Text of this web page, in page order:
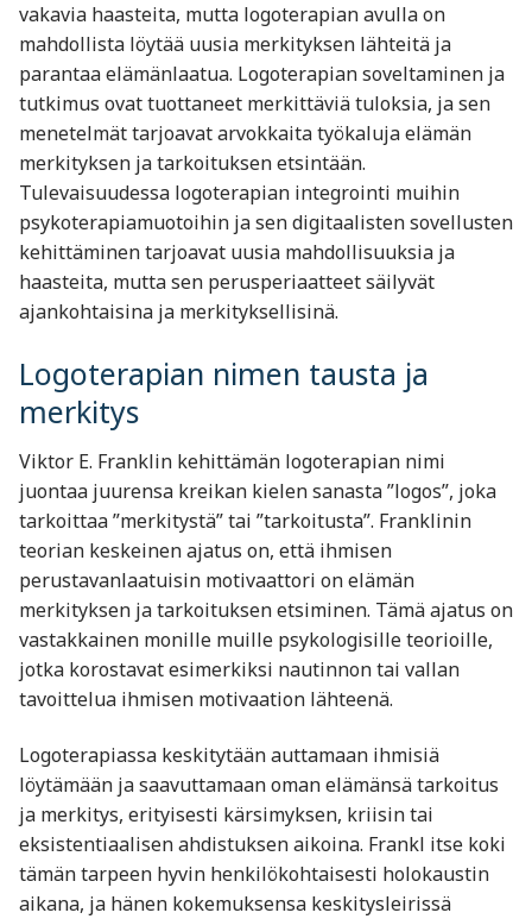
vakavia haasteita, mutta logoterapian avulla on
mahdollista löytää uusia merkityksen lähteitä ja
parantaa elämänlaatua. Logoterapian soveltaminen ja
tutkimus ovat tuottaneet merkittäviä tuloksia, ja sen
menetelmät tarjoavat arvokkaita työkaluja elämän
merkityksen ja tarkoituksen etsintään.
Tulevaisuudessa logoterapian integrointi muihin
psykoterapiamuotoihin ja sen digitaalisten sovellusten
kehittäminen tarjoavat uusia mahdollisuuksia ja
haasteita, mutta sen perusperiaatteet säilyvät
ajankohtaisina ja merkityksellisinä.
Logoterapian nimen tausta ja
merkitys
Viktor E. Franklin kehittämän logoterapian nimi
juontaa juurensa kreikan kielen sanasta ”logos”, joka
tarkoittaa ”merkitystä” tai ”tarkoitusta”. Franklinin
teorian keskeinen ajatus on, että ihmisen
perustavanlaatuisin motivaattori on elämän
merkityksen ja tarkoituksen etsiminen. Tämä ajatus on
vastakkainen monille muille psykologisille teorioille,
jotka korostavat esimerkiksi nautinnon tai vallan
tavoittelua ihmisen motivaation lähteenä.
Logoterapiassa keskitytään auttamaan ihmisiä
löytämään ja saavuttamaan oman elämänsä tarkoitus
ja merkitys, erityisesti kärsimyksen, kriisin tai
eksistentiaalisen ahdistuksen aikoina. Frankl itse koki
tämän tarpeen hyvin henkilökohtaisesti holokaustin
aikana, ja hänen kokemuksensa keskitysleirissä